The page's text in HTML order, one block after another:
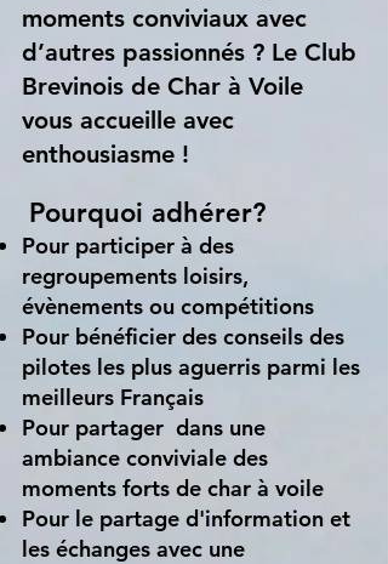
moments conviviaux avec
d’autres passionnés ? Le Club
Brevinois de Char à Voile
vous accueille avec
enthousiasme !
Pourquoi adhérer?
Pour participer à des
regroupements loisirs,
évènements ou compétitions
Pour bénéficier des conseils des
pilotes les plus aguerris parmi les
meilleurs Français
Pour partager dans une
ambiance conviviale des
moments forts de char à voile
Pour le partage d'information et
les échanges avec une